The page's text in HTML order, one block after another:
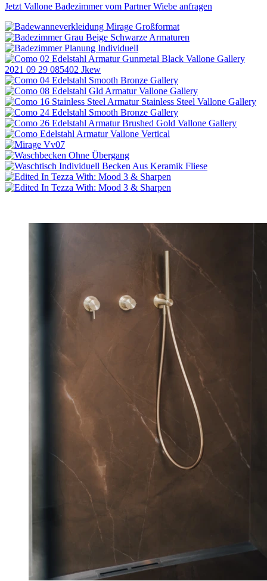
Jetzt Vallone Badezimmer vom Partner Wiebe anfragen